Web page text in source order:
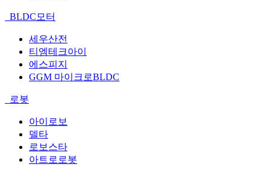
BLDC모터
세우산전
티엠테크아이
에스피지
GGM 마이크로BLDC
로봇
아이로보
델타
로보스타
아트로로봇